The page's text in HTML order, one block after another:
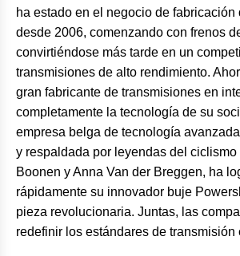
ha estado en el negocio de fabricación
desde 2006, comenzando con frenos
convirtiéndose más tarde en un
transmisiones de alto rendimiento.
gran fabricante de transmisiones en
completamente la tecnología de su
empresa belga de tecnología
y respaldada por leyendas del ciclismo
Boonen y Anna Van der Breggen, ha
rápidamente su innovador buje
pieza revolucionaria. Juntas, las
redefinir los estándares de transmisión